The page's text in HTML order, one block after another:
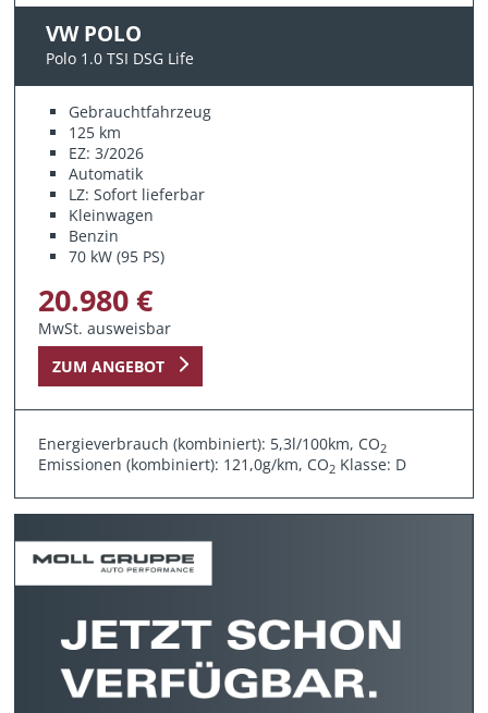
VW POLO
Polo 1.0 TSI DSG Life
Gebrauchtfahrzeug
125 km
EZ: 3/2026
Automatik
LZ: Sofort lieferbar
Kleinwagen
Benzin
70 kW (95 PS)
20.980 €
MwSt. ausweisbar
ZUM ANGEBOT
Energieverbrauch (kombiniert): 5,3l/100km, CO2
Emissionen (kombiniert): 121,0g/km, CO2 Klasse: D